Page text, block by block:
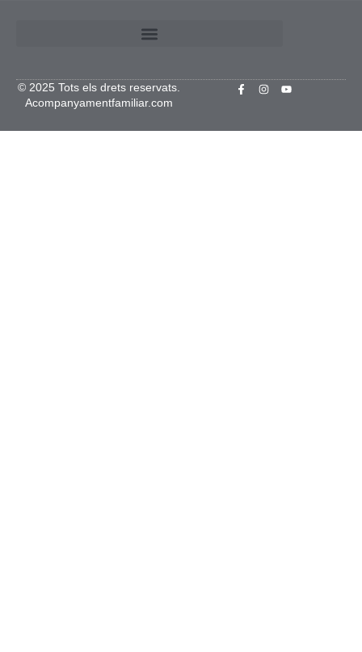
© 2025 Tots els drets reservats.
Acompanyamentfamiliar.com